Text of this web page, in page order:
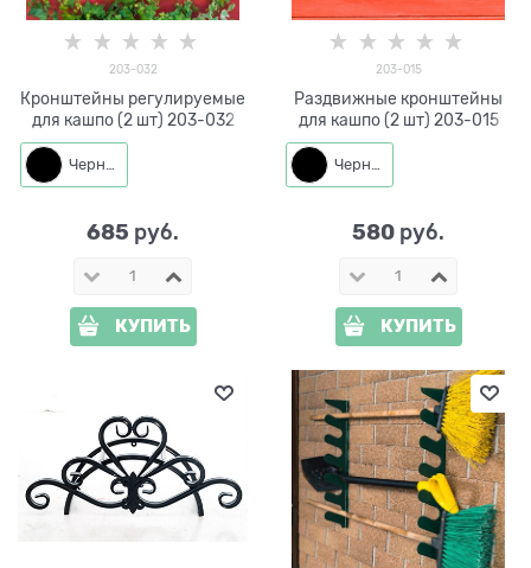
203-032
Кронштейны регулируемые
для кашпо (2 шт) 203-032
Черный
685 руб.
КУПИТЬ
203-015
Раздвижные кронштейны
для кашпо (2 шт) 203-015
Черный
580 руб.
КУПИТЬ